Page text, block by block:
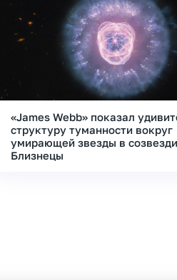
«James Webb» показал
структуру туманности вокруг
умирающей звезды в
Близнецы